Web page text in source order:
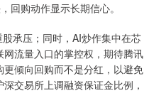
回购动作显示长期信心。
承压；同时，AI炒作集中在芯
流量入口的掌控权，期待腾讯
倾向回购而不是分红，以避免
交易所上调融资保证金比例，